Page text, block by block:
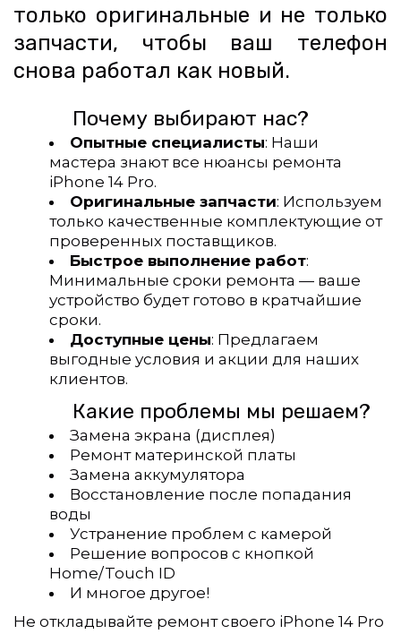
только оригинальные и не только
запчасти, чтобы ваш телефон
снова работал как новый.
           Почему выбирают нас?
Опытные специалисты: Наши
мастера знают все нюансы ремонта
iPhone 14 Pro.
Оригинальные запчасти: Используем
только качественные комплектующие от
проверенных поставщиков.
Быстрое выполнение работ:
Минимальные сроки ремонта — ваше
устройство будет готово в кратчайшие
сроки.
Доступные цены: Предлагаем
выгодные условия и акции для наших
клиентов.
           Какие проблемы мы решаем?
Замена экрана (дисплея)
Ремонт материнской платы
Замена аккумулятора
Восстановление после попадания
воды
Устранение проблем с камерой
Решение вопросов с кнопкой
Home/Touch ID
И многое другое!
Не откладывайте ремонт своего iPhone 14 Pro